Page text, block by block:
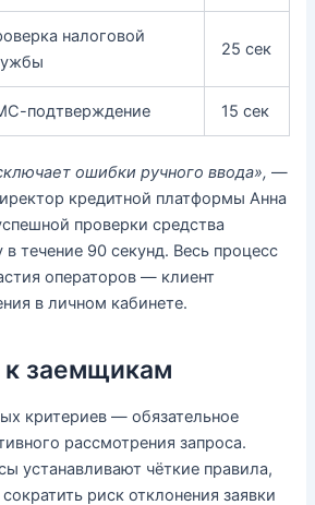
налоговой
25 сек
подтверждение 15 сек
ошибки ручного ввода», —
кредитной платформы Анна
проверки средства
в течение 90 секунд. Весь процесс
операторов — клиент
в личном кабинете.
к заемщикам
критериев — обязательное
рассмотрения запроса.
устанавливают чёткие правила,
риск отклонения заявки